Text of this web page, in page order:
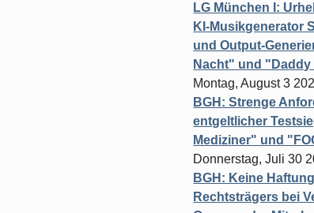
LG München I:
KI-Musikgenerator
und Output-
Nacht" und "Daddy
Montag, August 3
BGH: Strenge
entgeltlicher
Mediziner" und
Donnerstag, Juli 30
BGH: Keine
Rechtsträgers bei